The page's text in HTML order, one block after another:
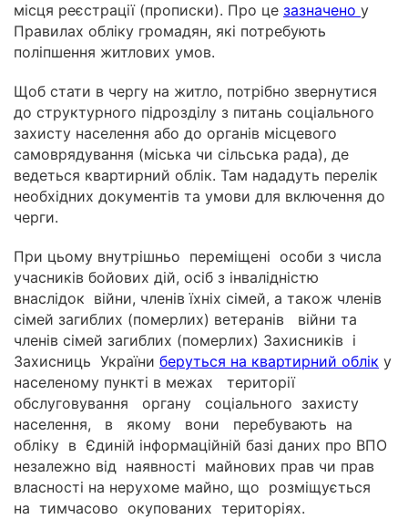
місця реєстрації (прописки). Про це зазначено у
Правилах обліку громадян, які потребують
поліпшення житлових умов.
Щоб стати в чергу на житло, потрібно звернутися
до структурного підрозділу з питань соціального
захисту населення або до органів місцевого
самоврядування (міська чи сільська рада), де
ведеться квартирний облік. Там нададуть перелік
необхідних документів та умови для включення до
черги.
При цьому внутрішньо переміщені особи з числа
учасників бойових дій, осіб з інвалідністю
внаслідок війни, членів їхніх сімей, а також членів
сімей загиблих (померлих) ветеранів війни та
членів сімей загиблих (померлих) Захисників і
Захисниць України беруться на квартирний облік у
населеному пункті в межах території
обслуговування органу соціального захисту
населення, в якому вони перебувають на
обліку в Єдиній інформаційній базі даних про ВПО
незалежно від наявності майнових прав чи прав
власності на нерухоме майно, що розміщується
на тимчасово окупованих територіях.